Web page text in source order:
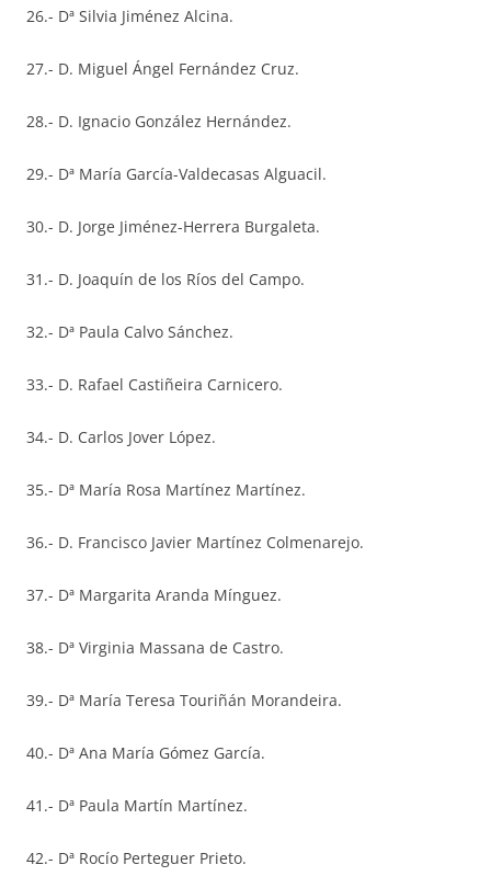
26.- Dª Silvia Jiménez Alcina.
27.- D. Miguel Ángel Fernández Cruz.
28.- D. Ignacio González Hernández.
29.- Dª María García-Valdecasas Alguacil.
30.- D. Jorge Jiménez-Herrera Burgaleta.
31.- D. Joaquín de los Ríos del Campo.
32.- Dª Paula Calvo Sánchez.
33.- D. Rafael Castiñeira Carnicero.
34.- D. Carlos Jover López.
35.- Dª María Rosa Martínez Martínez.
36.- D. Francisco Javier Martínez Colmenarejo.
37.- Dª Margarita Aranda Mínguez.
38.- Dª Virginia Massana de Castro.
39.- Dª María Teresa Touriñán Morandeira.
40.- Dª Ana María Gómez García.
41.- Dª Paula Martín Martínez.
42.- Dª Rocío Perteguer Prieto.